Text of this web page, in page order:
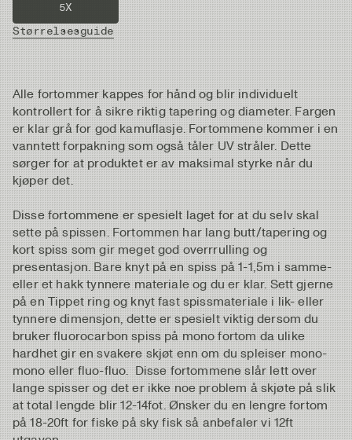
5X
Størrelsesguide
Alle fortommer kappes for hånd og blir individuelt
kontrollert for å sikre riktig tapering og diameter. Fargen
er klar grå for god kamuflasje. Fortommene kommer i en
vanntett forpakning som også tåler UV stråler. Dette
sørger for at produktet er av maksimal styrke når du
kjøper det.
Disse fortommene er spesielt laget for at du selv skal
sette på spissen. Fortommen har lang butt/tapering og
kort spiss som gir meget god overrrulling og
presentasjon. Bare knyt på en spiss på 1-1,5m i samme-
eller et hakk tynnere materiale og du er klar. Sett gjerne
på en Tippet ring og knyt fast spissmateriale i lik- eller
tynnere dimensjon, dette er spesielt viktig dersom du
bruker fluorocarbon spiss på mono fortom da ulike
hardhet gir en svakere skjøt enn om du spleiser mono-
mono eller fluo-fluo. Disse fortommene slår lett over
lange spisser og det er ikke noe problem å skjøte på slik
at total lengde blir 12-14fot. Ønsker du en lengre fortom
på 18-20ft for fiske på sky fisk så anbefaler vi 12ft